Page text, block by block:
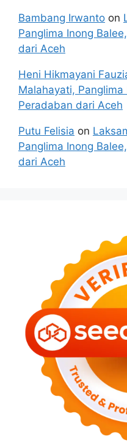
Bambang Irwanto on
Panglima Inong
dari Aceh
Heni Hikmayani
Malahayati, Panglima
Peradaban dari Aceh
Putu Felisia on
Panglima Inong
dari Aceh